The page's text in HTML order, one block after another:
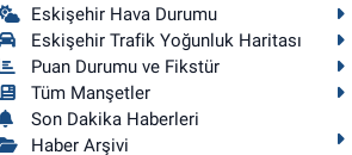
Eskişehir Hava Durumu
Eskişehir Trafik Yoğunluk Haritası
Puan Durumu ve Fikstür
Tüm Manşetler
Son Dakika Haberleri
Haber Arşivi